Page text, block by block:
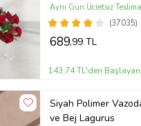
(37035)
Aynı Gün Ücretsiz
689,99 TL
143,74 TL'den
Siyah Polimer
ve Bej Lagurus